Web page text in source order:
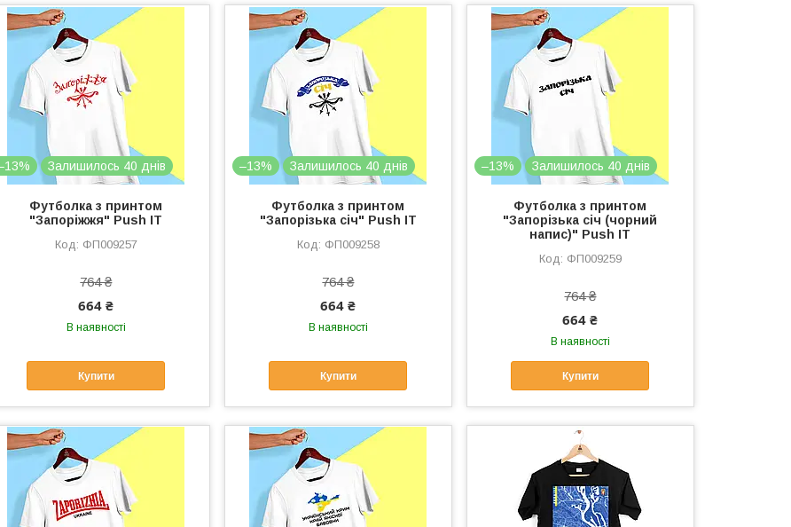
Залишилось 40 днів
Футболка з принтом
"Запоріжжя" Push IT
ФП009257
764 ₴
664 ₴
В наявності
Купити
–13% Залишилось 40 днів
Футболка з принтом
"Запорізька січ" Push IT
ФП009258
764 ₴
664 ₴
В наявності
Купити
–13% Залишилось 40 днів
Футболка з принтом
"Запорізька січ (чорний
напис)" Push IT
ФП009259
764 ₴
664 ₴
В наявності
Купити